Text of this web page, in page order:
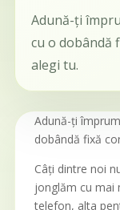
Adună-ți
cu o dobândă
alegi tu.
Adună-ți
dobândă fixă
Câți dintre noi
jonglăm cu mai
telefon, alta